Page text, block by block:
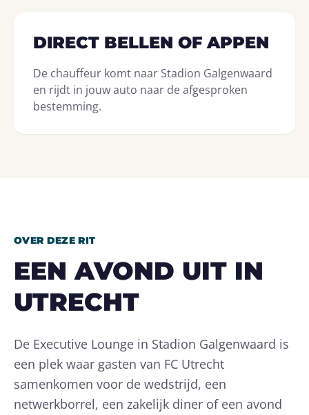
DIRECT BELLEN OF APPEN
De chauffeur komt naar Stadion Galgenwaard
en rijdt in jouw auto naar de afgesproken
bestemming.
OVER DEZE RIT
EEN AVOND UIT IN
UTRECHT
De Executive Lounge in Stadion Galgenwaard is
een plek waar gasten van FC Utrecht
samenkomen voor de wedstrijd, een
netwerkborrel, een zakelijk diner of een avond